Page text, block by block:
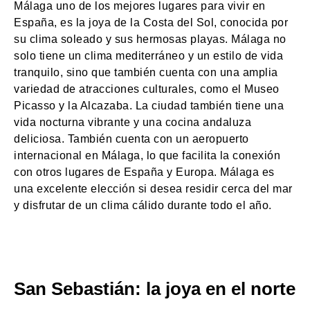
Málaga uno de los mejores lugares para vivir en
España, es la joya de la Costa del Sol, conocida por
su clima soleado y sus hermosas playas. Málaga no
solo tiene un clima mediterráneo y un estilo de vida
tranquilo, sino que también cuenta con una amplia
variedad de atracciones culturales, como el Museo
Picasso y la Alcazaba. La ciudad también tiene una
vida nocturna vibrante y una cocina andaluza
deliciosa. También cuenta con un aeropuerto
internacional en Málaga, lo que facilita la conexión
con otros lugares de España y Europa. Málaga es
una excelente elección si desea residir cerca del mar
y disfrutar de un clima cálido durante todo el año.
San Sebastián: la joya en el norte